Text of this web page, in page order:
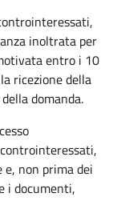
inoltrata per
entro i 10
ricezione della
domanda.
e, non prima dei
i documenti,